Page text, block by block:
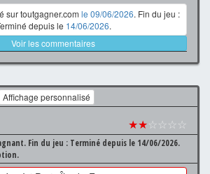
sur toutgagner.com le 09/06/2026. Fin du jeu :
depuis le 14/06/2026.
Voir les commentaires
Affichage personnalisé
★★☆☆☆☆
Fin du jeu : Terminé depuis le 14/06/2026.